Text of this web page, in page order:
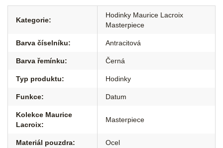
Kategorie:
Hodinky Maurice Lacroix
Masterpiece
Barva číselníku: Antracitová
Barva řemínku: Černá
Typ produktu: Hodinky
Funkce: Datum
Kolekce Maurice
Lacroix:
Masterpiece
Materiál pouzdra: Ocel